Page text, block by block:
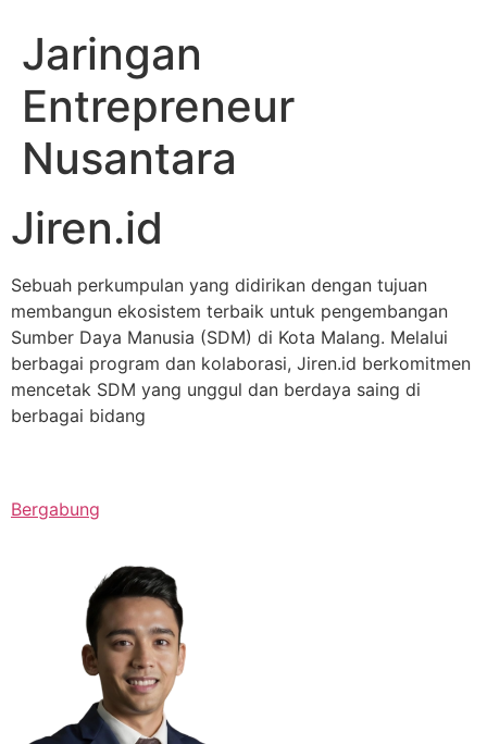
Jaringan
Entrepreneur
Nusantara
Jiren.id
Sebuah perkumpulan yang didirikan dengan tujuan
membangun ekosistem terbaik untuk pengembangan
Sumber Daya Manusia (SDM) di Kota Malang. Melalui
berbagai program dan kolaborasi, Jiren.id berkomitmen
mencetak SDM yang unggul dan berdaya saing di
berbagai bidang
Bergabung